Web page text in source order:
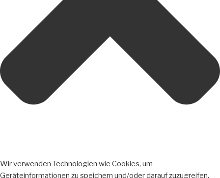
Wir verwenden Technologien wie Cookies, um
Geräteinformationen zu speichern und/oder darauf zuzugreifen.